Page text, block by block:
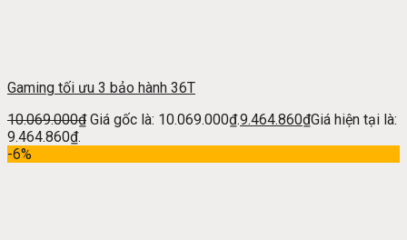
Gaming tối ưu 3 bảo hành 36T
10.069.000₫ Giá gốc là: 10.069.000₫.9.464.860₫Giá hiện tại là:
9.464.860₫.
-6%